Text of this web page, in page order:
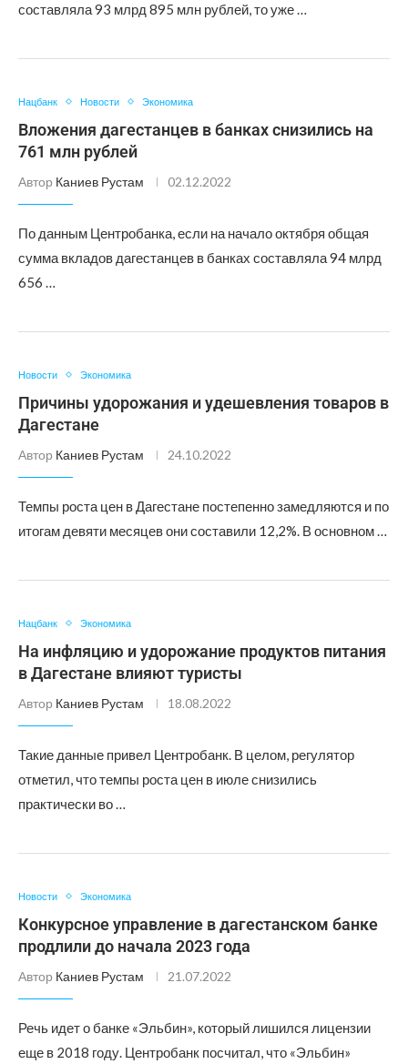
составляла 93 млрд 895 млн рублей, то уже …
Нацбанк Новости Экономика
Вложения дагестанцев в банках снизились на
761 млн рублей
Автор Каниев Рустам 02.12.2022
По данным Центробанка, если на начало октября общая
сумма вкладов дагестанцев в банках составляла 94 млрд
656 …
Новости Экономика
Причины удорожания и удешевления товаров в
Дагестане
Автор Каниев Рустам 24.10.2022
Темпы роста цен в Дагестане постепенно замедляются и по
итогам девяти месяцев они составили 12,2%. В основном …
Нацбанк Экономика
На инфляцию и удорожание продуктов питания
в Дагестане влияют туристы
Автор Каниев Рустам 18.08.2022
Такие данные привел Центробанк. В целом, регулятор
отметил, что темпы роста цен в июле снизились
практически во …
Новости Экономика
Конкурсное управление в дагестанском банке
продлили до начала 2023 года
Автор Каниев Рустам 21.07.2022
Речь идет о банке «Эльбин», который лишился лицензии
еще в 2018 году. Центробанк посчитал, что «Эльбин»